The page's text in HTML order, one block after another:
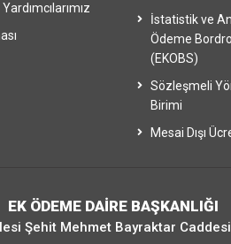
İstatistik ve
Ödeme
(EKOBS)
Sözleşmeli
Birimi
Mesai Dışı
EK ÖDEME DAİRE BAŞKANLIĞI
Şehit Mehmet Bayraktar